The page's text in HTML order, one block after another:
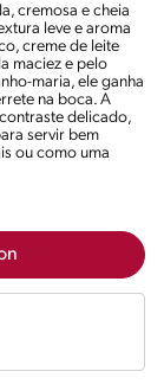
cremosa e cheia
leve e aroma
creme de leite
maciez e pelo
maria, ele ganha
na boca. A
delicado,
servir bem
ou como uma